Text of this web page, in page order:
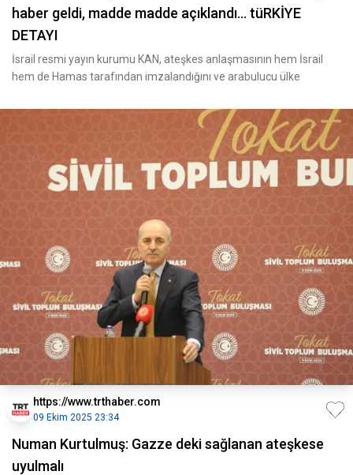
haber geldi, madde madde açıklandı... tüRKİYE
DETAYI
İsrail resmi yayın kurumu KAN, ateşkes anlaşmasının hem İsrail
hem de Hamas tarafından imzalandığını ve arabulucu ülke
https://www.trthaber.com
09 Ekim 2025 23:34
Numan Kurtulmuş: Gazze deki sağlanan ateşkese
uyulmalı